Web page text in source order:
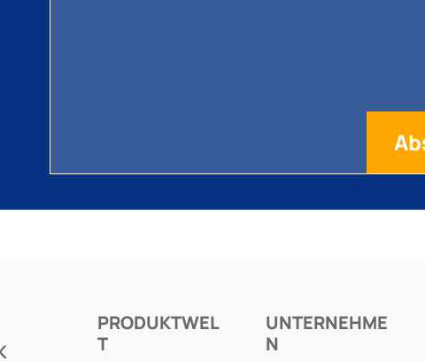
PRODUKTWEL
T
UNTERNEHME
N